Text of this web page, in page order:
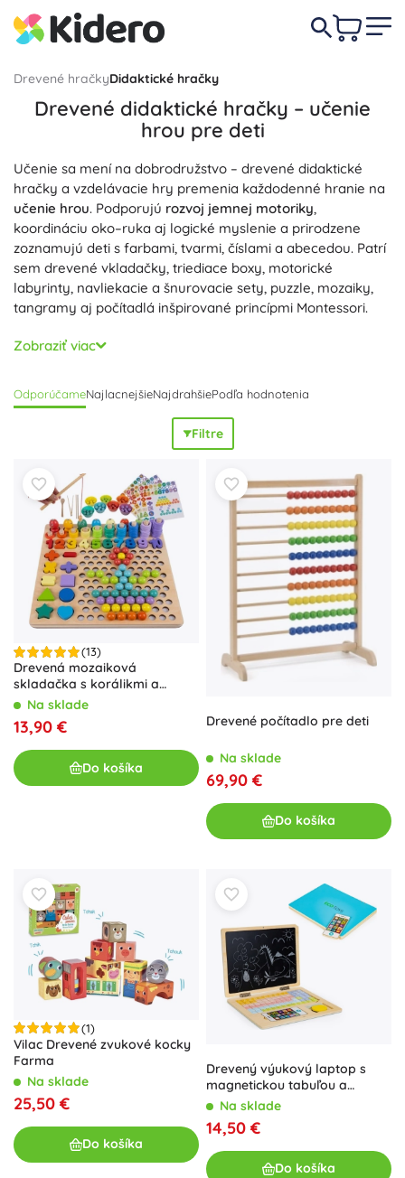
Drevené hračkyDidaktické hračky
Drevené didaktické hračky – učenie
hrou pre deti
Učenie sa mení na dobrodružstvo – drevené didaktické
hračky a vzdelávacie hry premenia každodenné hranie na
učenie hrou. Podporujú rozvoj jemnej motoriky,
koordináciu oko–ruka aj logické myslenie a prirodzene
zoznamujú deti s farbami, tvarmi, číslami a abecedou. Patrí
sem drevené vkladačky, triediace boxy, motorické
labyrinty, navliekacie a šnurovacie sety, puzzle, mozaiky,
tangramy aj počítadlá inšpirované princípmi Montessori.
Precízne opracované prírodné drevo, hladké hrany a farby
na vodnej báze zabezpečujú
posilňujú tréning úchopu, triedenie podľa tvaru a farby,
rozlišovanie veľkostí aj koordináciu oko–ruka. Zmyslové a
koncentrácii
systematickému mysleniu, pričom materiály sú šetrné,
ekologické a
certifikované
. Pre najmenších od 1 roka sú
ideálne jednoduché vkladačky a navliekanie, predškoláci
ocenia triedenie tvarov, puzzle s abecedou a číslami,
kalendáre a výukové hodiny, a školáci zase logické hry a
mozaiky na rozvoj predmatematických zručností. Témy so
zvieratami, dopravnými prostriedkami či prírodou
udržiavajú pozornosť a rozširujú slovnú zásobu. Drevené
didaktické hračky prinášajú
zábavnú prípravu do škôlky aj
školya vedú deti ksamostatnosti
aj každodennému
objavovaniu.
Zobraziť viac
OdporúčameNajlacnejšieNajdrahšiePodľa hodnotenia
Filtre
(13)
Drevená mozaiková
skladačka s korálikmi a
číslami
Na sklade
13,90 €
Do košíka
Drevené počítadlo pre deti
Na sklade
69,90 €
Do košíka
(1)
Vilac Drevené zvukové kocky
Farma
Na sklade
25,50 €
Do košíka
Drevený výukový laptop s
magnetickou tabuľou a
písmenami ECO TOYS
Na sklade
14,50 €
Do košíka